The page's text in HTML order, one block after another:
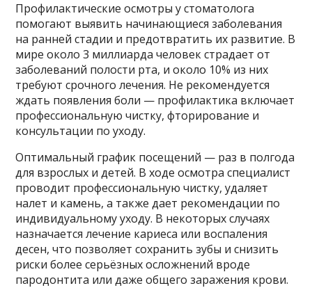
Профилактические осмотры у стоматолога
помогают выявить начинающиеся заболевания
на ранней стадии и предотвратить их развитие. В
мире около 3 миллиарда человек страдает от
заболеваний полости рта, и около 10% из них
требуют срочного лечения. Не рекомендуется
ждать появления боли — профилактика включает
профессиональную чистку, фторирование и
консультации по уходу.
Оптимальный график посещений — раз в полгода
для взрослых и детей. В ходе осмотра специалист
проводит профессиональную чистку, удаляет
налет и камень, а также дает рекомендации по
индивидуальному уходу. В некоторых случаях
назначается лечение кариеса или воспаления
десен, что позволяет сохранить зубы и снизить
риски более серьёзных осложнений вроде
пародонтита или даже общего заражения крови.